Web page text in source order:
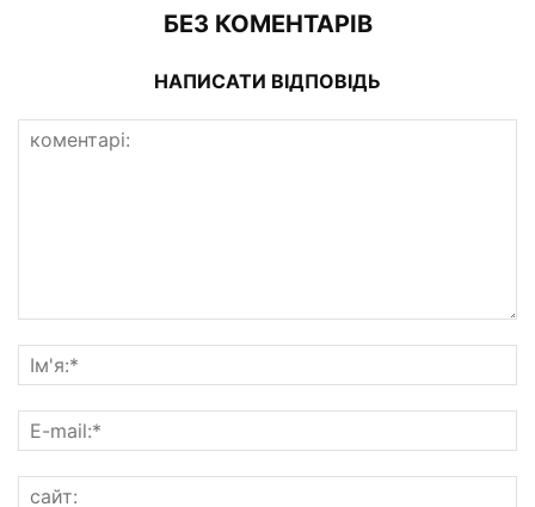
БЕЗ КОМЕНТАРІВ
НАПИСАТИ ВІДПОВІДЬ